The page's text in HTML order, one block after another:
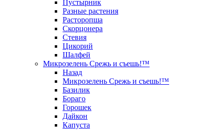
Пустырник
Разные растения
Расторопша
Скорцонера
Стевия
Цикорий
Шалфей
Микрозелень Срежь и съешь!™
Назад
Микрозелень Срежь и съешь!™
Базилик
Бораго
Горошек
Дайкон
Капуста